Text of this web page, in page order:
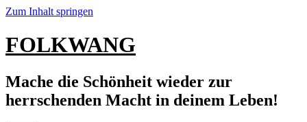
Zum Inhalt springen
FOLKWANG
Mache die Schönheit wieder zur
herrschenden Macht in deinem Leben!